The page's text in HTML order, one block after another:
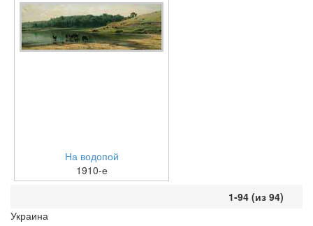
На водопой
1910-е
1-94 (из 94)
Украина